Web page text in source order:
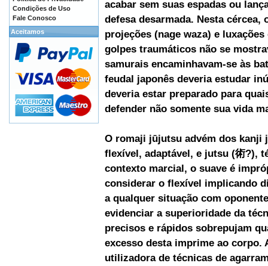
acabar sem suas espadas ou
defesa desarmada. Nesta
projeções (nage waza) e
golpes traumáticos não se
samurais encaminhavam-se às
feudal japonês deveria estudar
deveria estar preparado para
defender não somente sua vida
O romaji jūjutsu advém dos kanji
flexível, adaptável, e jutsu (術?),
contexto marcial, o suave é
considerar o flexível implicando
a qualquer situação com
evidenciar a superioridade da
precisos e rápidos sobrepujam
excesso desta imprime ao corpo.
utilizadora de técnicas de
Condições de Uso
Fale Conosco
Aceitamos